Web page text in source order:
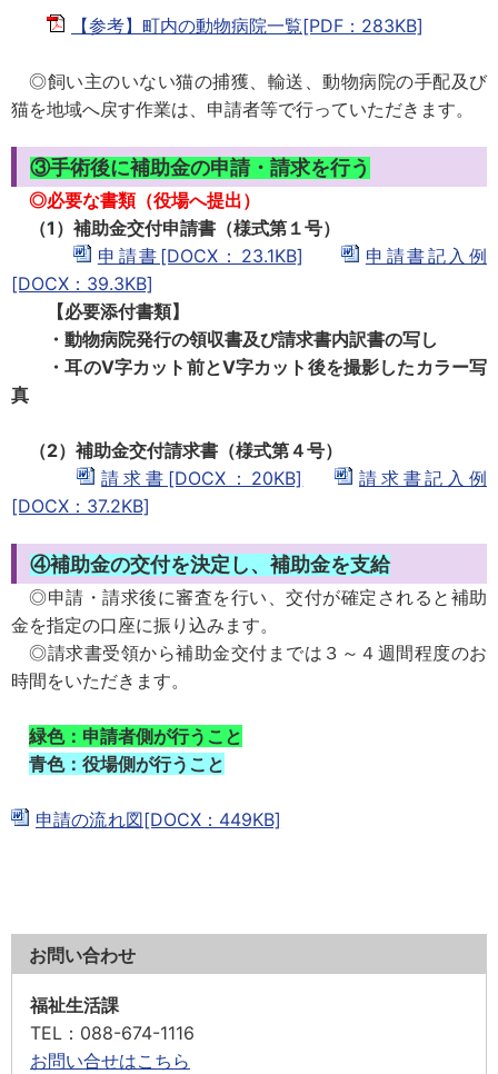
【参考】町内の動物病院一覧[PDF：283KB]
◎飼い主のいない猫の捕獲、輸送、動物病院の手配及び
猫を地域へ戻す作業は、申請者等で行っていただきます。
③手術後に補助金の申請・請求を行う
◎必要な書類（役場へ提出）
（1）補助金交付申請書（様式第１号）
申請書[DOCX：23.1KB]
申請書記入例
[DOCX：39.3KB]
【必要添付書類】
・動物病院発行の領収書及び請求書内訳書の写し
・耳のⅤ字カット前とⅤ字カット後を撮影したカラー写
真
（2）補助金交付請求書（様式第４号）
請求書[DOCX：20KB]
請求書記入例
[DOCX：37.2KB]
④補助金の交付を決定し、補助金を支給
◎申請・請求後に審査を行い、交付が確定されると補助
金を指定の口座に振り込みます。
◎請求書受領から補助金交付までは３～４週間程度のお
時間をいただきます。
緑色：申請者側が行うこと
青色：役場側が行うこと
申請の流れ図[DOCX：449KB]
お問い合わせ
福祉生活課
TEL ：088-674-1116
お問い合せはこちら